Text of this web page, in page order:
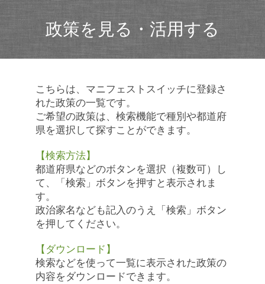
政策を見る・活用する
こちらは、マニフェストスイッチに登録さ
れた政策の一覧です。
ご希望の政策は、検索機能で種別や都道府
県を選択して探すことができます。
【検索方法】
都道府県などのボタンを選択（複数可）し
て、「検索」ボタンを押すと表示されま
す。
政治家名なども記入のうえ「検索」ボタン
を押してください。
【ダウンロード】
検索などを使って一覧に表示された政策の
内容をダウンロードできます。